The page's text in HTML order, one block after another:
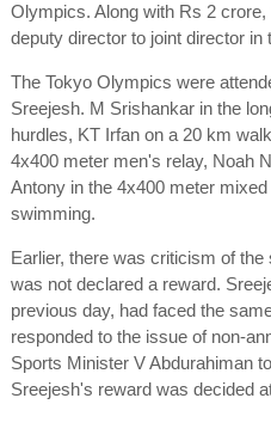
Olympics. Along with Rs 2
deputy director to joint director in
The Tokyo Olympics were
Sreejesh. M Srishankar in the
hurdles, KT Irfan on a 20 km
4x400 meter men's relay, Noah
Antony in the 4x400 meter
swimming.
Earlier, there was criticism of
was not declared a reward.
previous day, had faced the
responded to the issue of non-
Sports Minister V Abdurahiman
Sreejesh's reward was decided